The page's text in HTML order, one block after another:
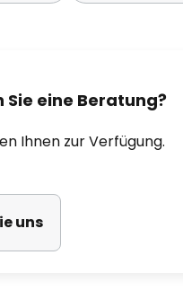
Sie eine Beratung?
Ihnen zur Verfügung.
uns